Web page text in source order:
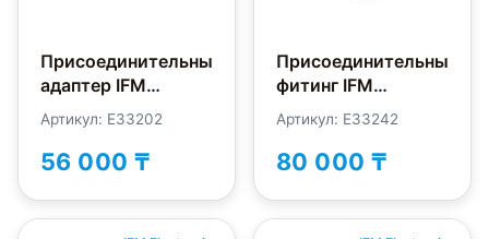
Присоединительный
адаптер IFM
Electronic E33202
Артикул: E33202
56 000 ₸
Присоединительный
фитинг IFM
Electronic E33242
Артикул: E33242
80 000 ₸